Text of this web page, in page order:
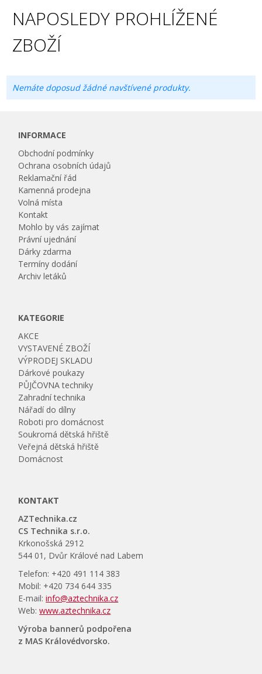
NAPOSLEDY PROHLÍŽENÉ
ZBOŽÍ
Nemáte doposud žádné navštívené produkty.
INFORMACE
Obchodní podmínky
Ochrana osobních údajů
Reklamační řád
Kamenná prodejna
Volná místa
Kontakt
Mohlo by vás zajímat
Právní ujednání
Dárky zdarma
Termíny dodání
Archiv letáků
KATEGORIE
AKCE
VYSTAVENÉ ZBOŽÍ
VÝPRODEJ SKLADU
Dárkové poukazy
PŮJČOVNA techniky
Zahradní technika
Nářadí do dílny
Roboti pro domácnost
Soukromá dětská hřiště
Veřejná dětská hřiště
Domácnost
KONTAKT
AZTechnika.cz
CS Technika s.r.o.
Krkonošská 2912
544 01, Dvůr Králové nad Labem
Telefon: +420 491 114 383
Mobil: +420 734 644 335
E-mail:info@aztechnika.cz
Web:www.aztechnika.cz
Výroba bannerů podpořena
z MAS Královédvorsko.